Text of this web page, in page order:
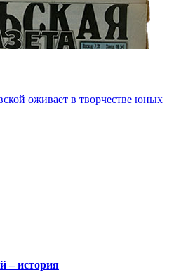
оживает в творчестве юных
– история